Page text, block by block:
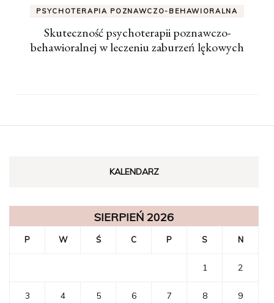
PSYCHOTERAPIA POZNAWCZO-BEHAWIORALNA
Skuteczność psychoterapii poznawczo-
behawioralnej w leczeniu zaburzeń lękowych
KALENDARZ
SIERPIEŃ 2026
P W Ś C P S N
1 2
3 4 5 6 7 8 9